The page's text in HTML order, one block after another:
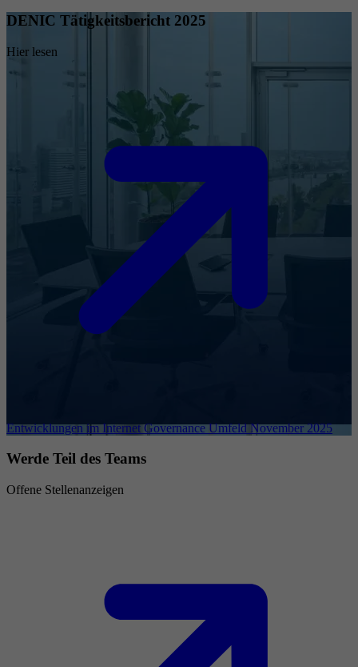
DENIC Tätigkeitsbericht 2025
Hier lesen
Entwicklungen im Internet Governance Umfeld November 2025
Werde Teil des Teams
Offene Stellenanzeigen